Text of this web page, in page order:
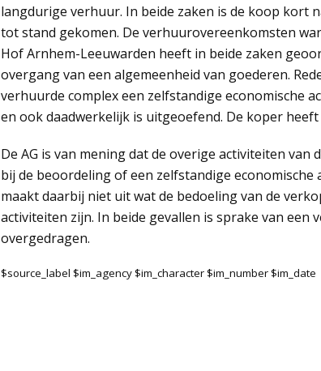
langdurige verhuur. In beide zaken is de koop kort
tot stand gekomen. De verhuurovereenkomsten
Hof Arnhem-Leeuwarden heeft in beide zaken
overgang van een algemeenheid van goederen.
verhuurde complex een zelfstandige economische
en ook daadwerkelijk is uitgeoefend. De koper
De AG is van mening dat de overige activiteiten
bij de beoordeling of een zelfstandige
maakt daarbij niet uit wat de bedoeling van de
activiteiten zijn. In beide gevallen is sprake van een
overgedragen.
$source_label $im_agency $im_character $im_number $im_date